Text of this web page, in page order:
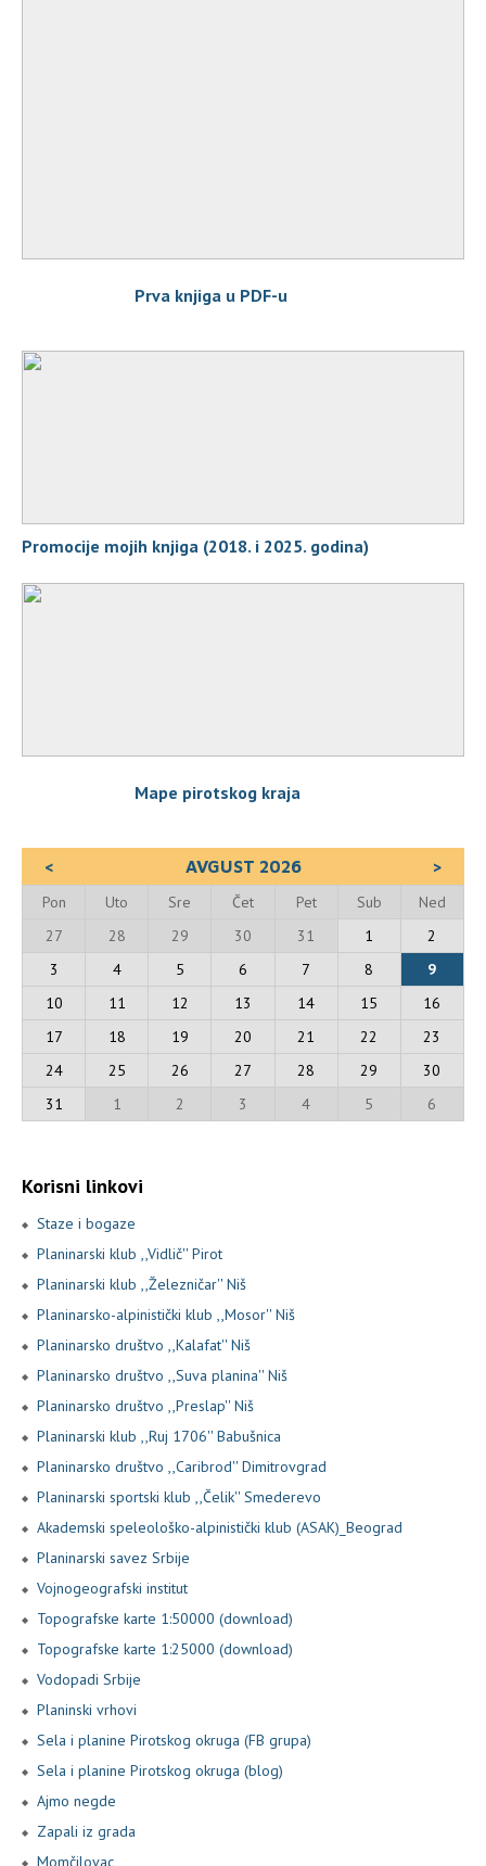
Prva knjiga u PDF-u
Promocije mojih knjiga (2018. i 2025. godina)
Mape pirotskog kraja
< AVGUST 2026
>
Pon
Uto Sre Čet Pet Sub
Ned
27
28 29 30 31 1
2
3
4 5 6 7 8
9
10
11 12 13 14 15
16
17
18 19 20 21 22
23
24
25 26 27 28 29
30
31
1 2 3 4 5 6
Korisni linkovi
Staze i bogaze
Planinarski klub ,,Vidlič'' Pirot
Planinarski klub ,,Železničar'' Niš
Planinarsko-alpinistički klub ,,Mosor'' Niš
Planinarsko društvo ,,Kalafat'' Niš
Planinarsko društvo ,,Suva planina'' Niš
Planinarsko društvo ,,Preslap'' Niš
Planinarski klub ,,Ruj 1706'' Babušnica
Planinarsko društvo ,,Caribrod'' Dimitrovgrad
Planinarski sportski klub ,,Čelik'' Smederevo
Akademski speleološko-alpinistički klub (ASAK)_Beograd
Planinarski savez Srbije
Vojnogeografski institut
Topografske karte 1:50000 (download)
Topografske karte 1:25000 (download)
Vodopadi Srbije
Planinski vrhovi
Sela i planine Pirotskog okruga (FB grupa)
Sela i planine Pirotskog okruga (blog)
Ajmo negde
Zapali iz grada
Momčilovac